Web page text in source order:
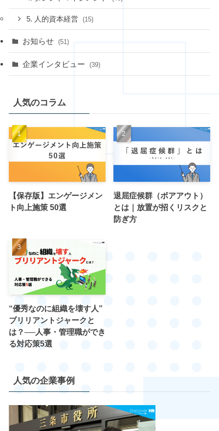
5. 人的資本経営 (15)
お知らせ (51)
企業インタビュー (39)
人気のコラム
【保存版】エンゲージメン
ト向上施策 50選
退屈症候群（ボアアウト）
とは｜放置が招くリスクと
防ぎ方
“優秀なのに組織を壊す人”
ブリリアントジャークと
は？──人事・管理職ができ
る対応策5選
人気の企業事例